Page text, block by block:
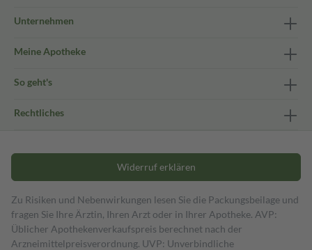
Unternehmen
Meine Apotheke
So geht's
Rechtliches
Widerruf erklären
Zu Risiken und Nebenwirkungen lesen Sie die Packungsbeilage und
fragen Sie Ihre Ärztin, Ihren Arzt oder in Ihrer Apotheke. AVP:
Üblicher Apothekenverkaufspreis berechnet nach der
Arzneimittelpreisverordnung. UVP: Unverbindliche